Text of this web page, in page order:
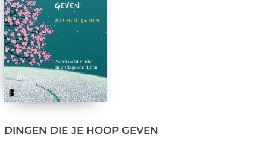
DINGEN DIE JE HOOP GEVEN